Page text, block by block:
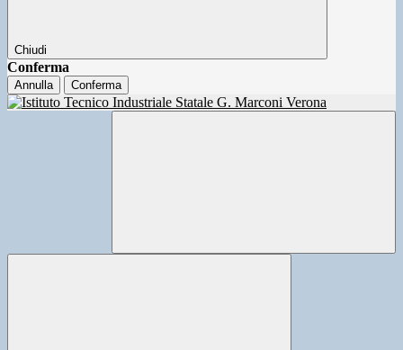
Chiudi
Conferma
Annulla Conferma